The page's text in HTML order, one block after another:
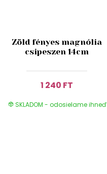
Zöld fényes magnólia
csipeszen 14cm
1 240 FT
SKLADOM - odosielame ihneď